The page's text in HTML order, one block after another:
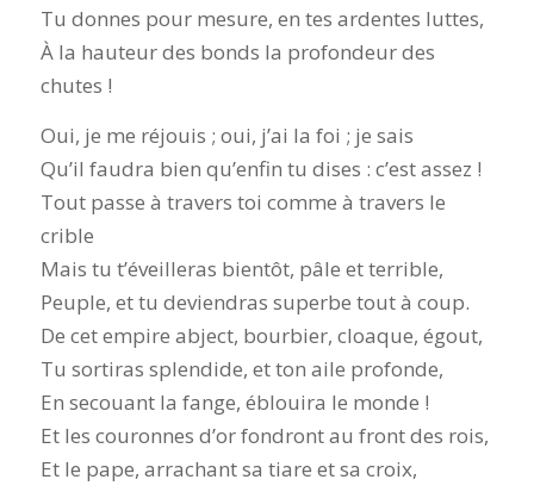
Tu donnes pour mesure, en tes ardentes luttes,
À la hauteur des bonds la profondeur des
chutes !
Oui, je me réjouis ; oui, j’ai la foi ; je sais
Qu’il faudra bien qu’enfin tu dises : c’est assez !
Tout passe à travers toi comme à travers le
crible
Mais tu t’éveilleras bientôt, pâle et terrible,
Peuple, et tu deviendras superbe tout à coup.
De cet empire abject, bourbier, cloaque, égout,
Tu sortiras splendide, et ton aile profonde,
En secouant la fange, éblouira le monde !
Et les couronnes d’or fondront au front des rois,
Et le pape, arrachant sa tiare et sa croix,